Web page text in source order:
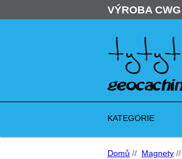
VÝROBA CWG
KATEGORIE
Domů // Magnety //